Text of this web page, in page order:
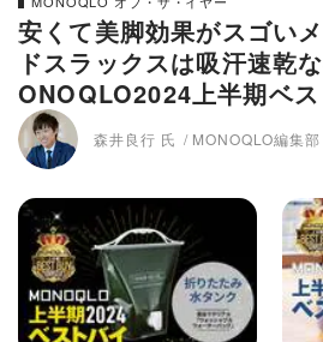
安くて美脚効果がスゴい
ドスラックスは吸汗速乾
ONOQLO2024上半期ベス
森井良行 氏 MONOQLO編集部